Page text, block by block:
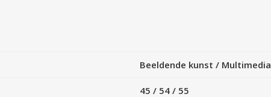
Beeldende kunst / Multimedia
45 / 54 / 55